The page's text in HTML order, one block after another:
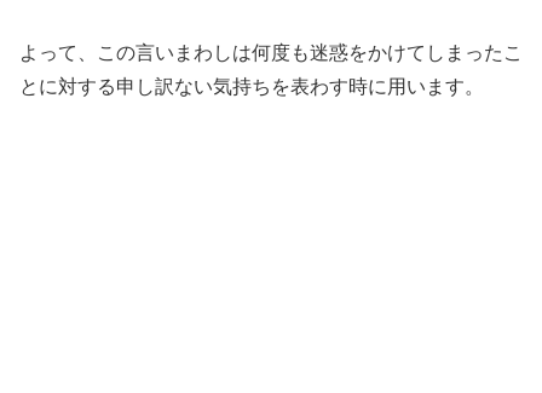
よって、この言いまわしは何度も迷惑をかけてしまったこ
とに対する申し訳ない気持ちを表わす時に用います。